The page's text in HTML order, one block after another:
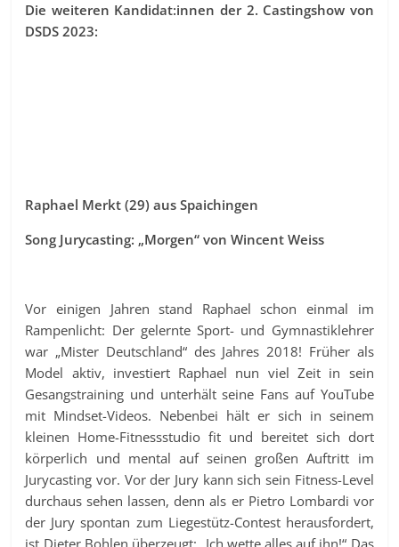
Die weiteren Kandidat:innen der 2. Castingshow von
DSDS 2023:
Raphael Merkt (29) aus Spaichingen
Song Jurycasting: „Morgen“ von Wincent Weiss
Vor einigen Jahren stand Raphael schon einmal im
Rampenlicht: Der gelernte Sport- und Gymnastiklehrer
war „Mister Deutschland“ des Jahres 2018! Früher als
Model aktiv, investiert Raphael nun viel Zeit in sein
Gesangstraining und unterhält seine Fans auf YouTube
mit Mindset-Videos. Nebenbei hält er sich in seinem
kleinen Home-Fitnessstudio fit und bereitet sich dort
körperlich und mental auf seinen großen Auftritt im
Jurycasting vor. Vor der Jury kann sich sein Fitness-Level
durchaus sehen lassen, denn als er Pietro Lombardi vor
der Jury spontan zum Liegestütz-Contest herausfordert,